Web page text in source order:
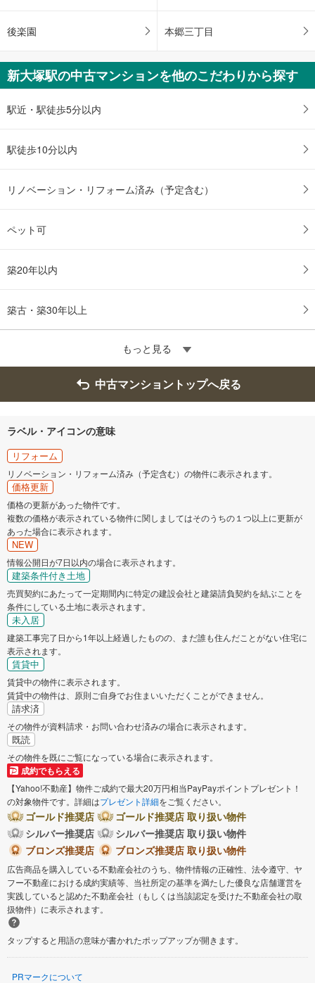
後楽園 本郷三丁目
新大塚駅の中古マンションを他のこだわりから探す
駅近・駅徒歩5分以内
駅徒歩10分以内
リノベーション・リフォーム済み（予定含む）
ペット可
築20年以内
築古・築30年以上
もっと見る
中古マンショントップへ戻る
ラベル・アイコンの意味
リフォーム
リノベーション・リフォーム済み（予定含む）の物件に表示されます。
価格更新
価格の更新があった物件です。
複数の価格が表示されている物件に関しましてはそのうちの１つ以上に更新が
あった場合に表示されます。
NEW
情報公開日が7日以内の場合に表示されます。
建築条件付き土地
売買契約にあたって一定期間内に特定の建設会社と建築請負契約を結ぶことを
条件にしている土地に表示されます。
未入居
建築工事完了日から1年以上経過したものの、まだ誰も住んだことがない住宅に
表示されます。
賃貸中
賃貸中の物件に表示されます。
賃貸中の物件は、原則ご自身でお住まいいただくことができません。
請求済
その物件が資料請求・お問い合わせ済みの場合に表示されます。
既読
その物件を既にご覧になっている場合に表示されます。
成約でもらえる
【Yahoo!不動産】物件ご成約で最大20万円相当PayPayポイントプレゼント！
の対象物件です。詳細はプレゼント詳細をご覧ください。
ゴールド推奨店
ゴールド推奨店 取り扱い物件
シルバー推奨店
シルバー推奨店 取り扱い物件
ブロンズ推奨店
ブロンズ推奨店 取り扱い物件
広告商品を購入している不動産会社のうち、物件情報の正確性、法令遵守、ヤ
フー不動産における成約実績等、当社所定の基準を満たした優良な店舗運営を
実践していると認めた不動産会社（もしくは当該認定を受けた不動産会社の取
扱物件）に表示されます。
タップすると用語の意味が書かれたポップアップが開きます。
PRマークについて